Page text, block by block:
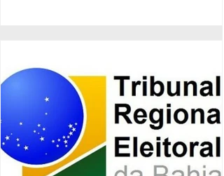
municipal tanto nos anos iniciais quanto
anos finais do Ensino Fundamental, em
comparação com os resultados de 2023.
anos iniciais, a média passou de 3,5, em
2023, para 4,5, em 2025. Já nos a